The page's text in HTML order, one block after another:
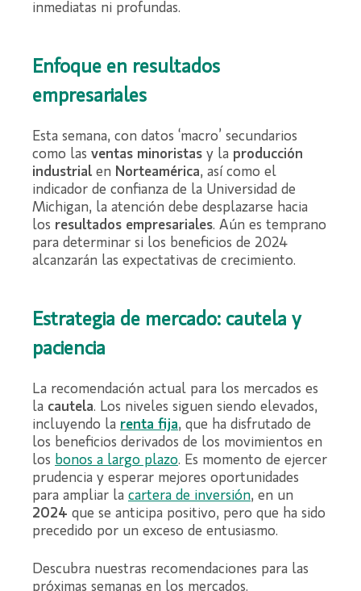
inmediatas ni profundas.
Enfoque en resultados
empresariales
Esta semana, con datos ‘macro’ secundarios
como las ventas minoristas y la producción
industrial en Norteamérica, así como el
indicador de confianza de la Universidad de
Michigan, la atención debe desplazarse hacia
los resultados empresariales. Aún es temprano
para determinar si los beneficios de 2024
alcanzarán las expectativas de crecimiento.
Estrategia de mercado: cautela y
paciencia
La recomendación actual para los mercados es
la cautela. Los niveles siguen siendo elevados,
incluyendo la renta fija, que ha disfrutado de
los beneficios derivados de los movimientos en
los bonos a largo plazo. Es momento de ejercer
prudencia y esperar mejores oportunidades
para ampliar la cartera de inversión, en un
2024 que se anticipa positivo, pero que ha sido
precedido por un exceso de entusiasmo.
Descubra nuestras recomendaciones para las
próximas semanas en los mercados.